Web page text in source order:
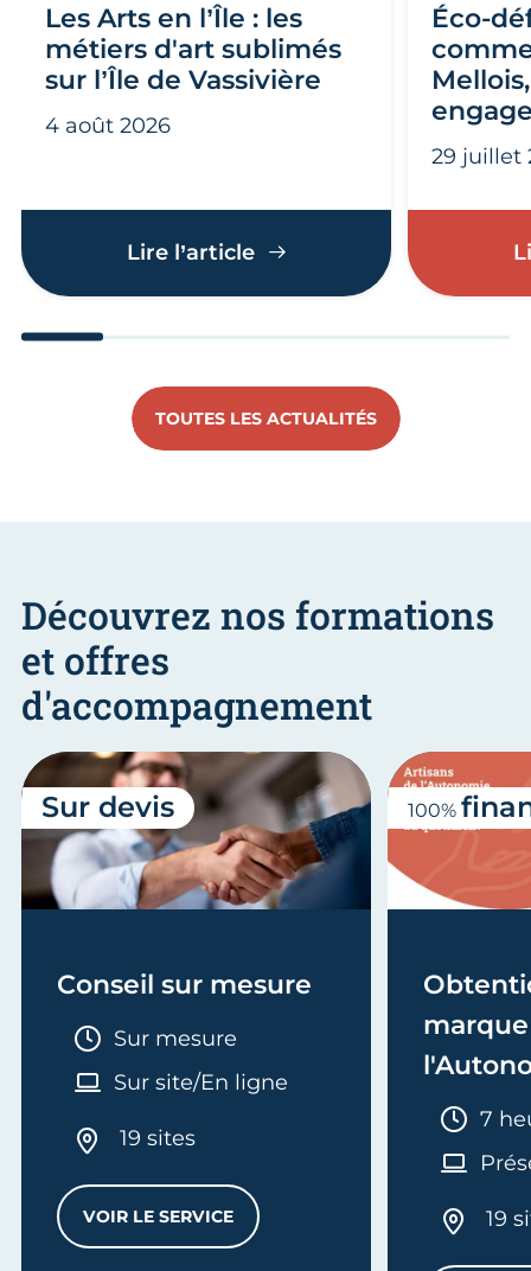
Les Arts en l’Île : les
métiers d'art sublimés
sur l’Île de Vassivière
4 août 2026
Lire l’articleLes Arts en l’Île : les
Éco-
29 juillet
TOUTES LES ACTUALITÉS
Découvrez nos formations
et offres
d'accompagnement
Conseil sur mesure
Durée :
Sur mesure
Sur site/En ligne
19 sites
VOIR LE SERVICECONSEIL SUR MESURE
Sur devis
7
19
100%